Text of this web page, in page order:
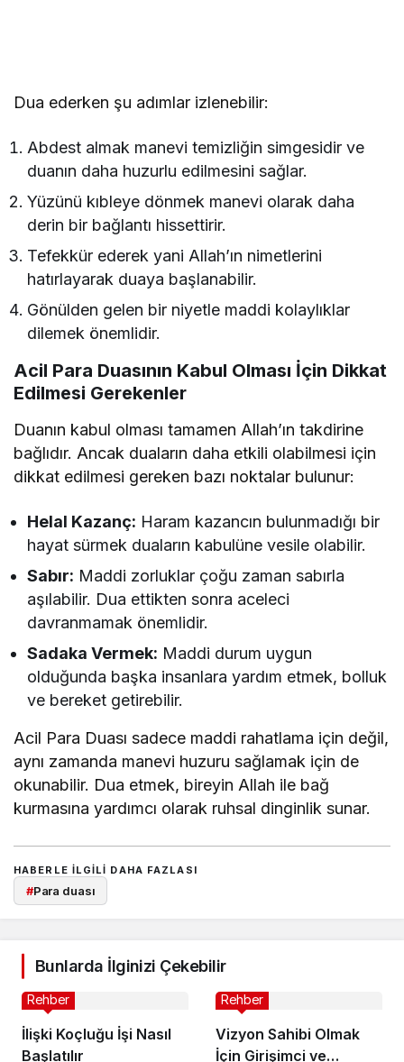
Dua ederken şu adımlar izlenebilir:
Abdest almak manevi temizliğin simgesidir ve
duanın daha huzurlu edilmesini sağlar.
Yüzünü kıbleye dönmek manevi olarak daha
derin bir bağlantı hissettirir.
Tefekkür ederek yani Allah’ın nimetlerini
hatırlayarak duaya başlanabilir.
Gönülden gelen bir niyetle maddi kolaylıklar
dilemek önemlidir.
Acil Para Duasının Kabul Olması İçin Dikkat
Edilmesi Gerekenler
Duanın kabul olması tamamen Allah’ın takdirine
bağlıdır. Ancak duaların daha etkili olabilmesi için
dikkat edilmesi gereken bazı noktalar bulunur:
Helal Kazanç: Haram kazancın bulunmadığı bir
hayat sürmek duaların kabulüne vesile olabilir.
Sabır: Maddi zorluklar çoğu zaman sabırla
aşılabilir. Dua ettikten sonra aceleci
davranmamak önemlidir.
Sadaka Vermek: Maddi durum uygun
olduğunda başka insanlara yardım etmek, bolluk
ve bereket getirebilir.
Acil Para Duası sadece maddi rahatlama için değil,
aynı zamanda manevi huzuru sağlamak için de
okunabilir. Dua etmek, bireyin Allah ile bağ
kurmasına yardımcı olarak ruhsal dinginlik sunar.
HABERLE ILGILI DAHA FAZLASI
#Para duası
Bunlarda İlginizi Çekebilir
İlişki Koçluğu İşi Nasıl
Başlatılır
Rehber
Vizyon Sahibi Olmak
İçin Girişimci ve
Rehber